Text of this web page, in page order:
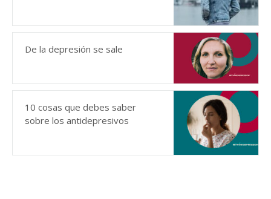
De la depresión se sale
10 cosas que debes saber
sobre los antidepresivos